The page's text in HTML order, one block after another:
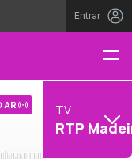
Entrar
AR TV
RTP